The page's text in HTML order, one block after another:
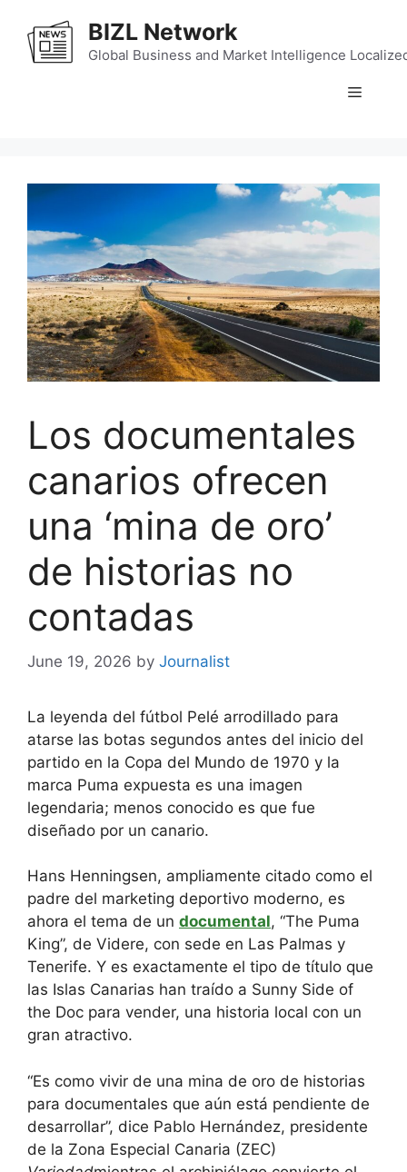
content
BIZL Network
Global Business and Market Intelligence
Menu
Los documentales
canarios ofrecen
una ‘mina de oro’
de historias no
contadas
June 19, 2026 by Journalist
La leyenda del fútbol Pelé arrodillado para
atarse las botas segundos antes del inicio del
partido en la Copa del Mundo de 1970 y la
marca Puma expuesta es una imagen
legendaria; menos conocido es que fue
diseñado por un canario.
Hans Henningsen, ampliamente citado como el
padre del marketing deportivo moderno, es
ahora el tema de un documental, “The Puma
King”, de Videre, con sede en Las Palmas y
Tenerife. Y es exactamente el tipo de título que
las Islas Canarias han traído a Sunny Side of
the Doc para vender, una historia local con un
gran atractivo.
“Es como vivir de una mina de oro de historias
para documentales que aún está pendiente de
desarrollar”, dice Pablo Hernández, presidente
de la Zona Especial Canaria (ZEC)